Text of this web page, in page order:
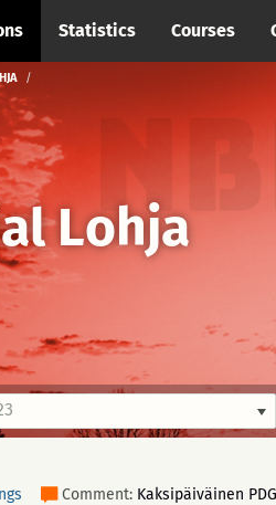
Statistics Courses
Lohja
Comment: Kaksipäiväinen